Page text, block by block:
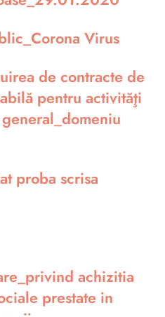
Virus
de contracte de
pentru activităţi
proba scrisa
achizitia
prestate in